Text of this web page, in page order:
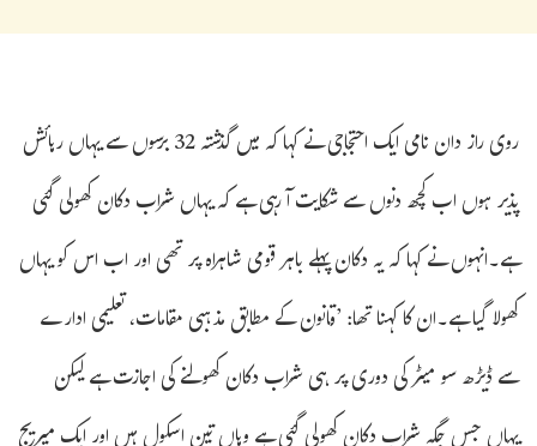
روی راز دان نامی ایک احتجاجی نے کہا کہ میں گذشتہ 32 برسوں سے یہاں رہائش
پذیر ہوں اب کچھ دنوں سے شکایت آ رہی ہے کہ یہاں شراب دکان کھولی گئی
ہے۔انہوں نے کہا کہ یہ دکان پہلے باہر قومی شاہراہ پر تھی اور اب اس کو یہاں
کھولا گیا ہے۔ان کا کہنا تھا: ’قانون کے مطابق مذہبی مقامات، تعلیمی ادارے
سے ڈیڑھ سو میٹر کی دوری پر ہی شراب دکان کھولنے کی اجازت ہے لیکن